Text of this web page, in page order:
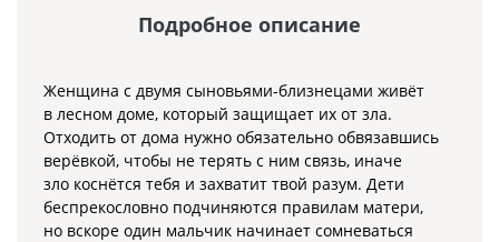
Подробное описание
Женщина с двумя сыновьями-близнецами живёт
в лесном доме, который защищает их от зла.
Отходить от дома нужно обязательно обвязавшись
верёвкой, чтобы не терять с ним связь, иначе
зло коснётся тебя и захватит твой разум. Дети
беспрекословно подчиняются правилам матери,
но вскоре один мальчик начинает сомневаться